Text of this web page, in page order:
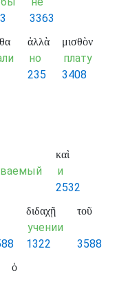
3363
ἀλλὰ
но
235
μισθὸν
плату
3408
καὶ
и
2532
διδαχῇ
учении
1322
τοῦ
3588
ὁ